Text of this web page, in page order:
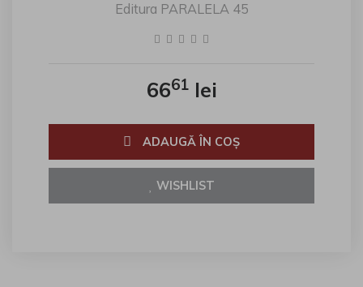
Editura PARALELA 45
6661lei
ADAUGĂ ÎN COŞ
WISHLIST